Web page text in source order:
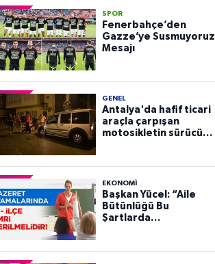
SPOR
Fenerbahçe’den
Gazze’ye Susmuyoruz
Mesajı
GENEL
Antalya'da hafif ticari
araçla çarpışan
motosikletin sürücüsü
EKONOMI
Başkan Yücel: “Aile
Bütünlüğü Bu
Şartlarda